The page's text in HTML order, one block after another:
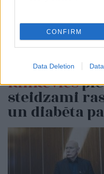
CONFIRM
Data Deletion
Rinkēvičs
steidzami
un diabēta